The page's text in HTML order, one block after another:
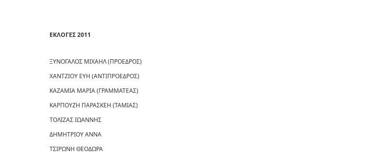
ΕΚΛΟΓΕΣ 2011
ΞΥΝΟΓΑΛΟΣ ΜΙΧΑΗΛ (ΠΡΟΕΔΡΟΣ)
ΧΑΝΤΖΙΟΥ ΕΥΗ (ΑΝΤΙΠΡΟΕΔΡΟΣ)
ΚΑΖΑΜΙΑ ΜΑΡΙΑ (ΓΡΑΜΜΑΤΕΑΣ)
ΚΑΡΠΟΥΖΗ ΠΑΡΑΣΚΕΗ (ΤΑΜΙΑΣ)
ΤΟΛΙΖΑΣ ΙΩΑΝΝΗΣ
ΔΗΜΗΤΡΙΟΥ ΑΝΝΑ
ΤΣΙΡΩΝΗ ΘΕΟΔΩΡΑ